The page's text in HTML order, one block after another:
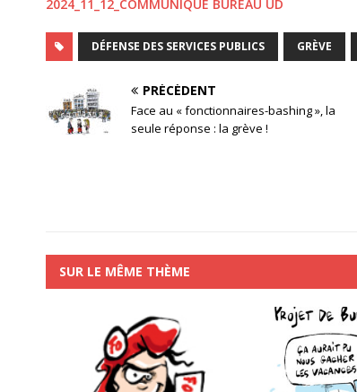
2024_11_12_COMMUNIQUE BUREAU UD
DÉFENSE DES SERVICES PUBLICS GRÈVE
PRÉCÉDENT
Face au « fonctionnaires-bashing », la
seule réponse : la grève !
SUR LE MÊME THÈME